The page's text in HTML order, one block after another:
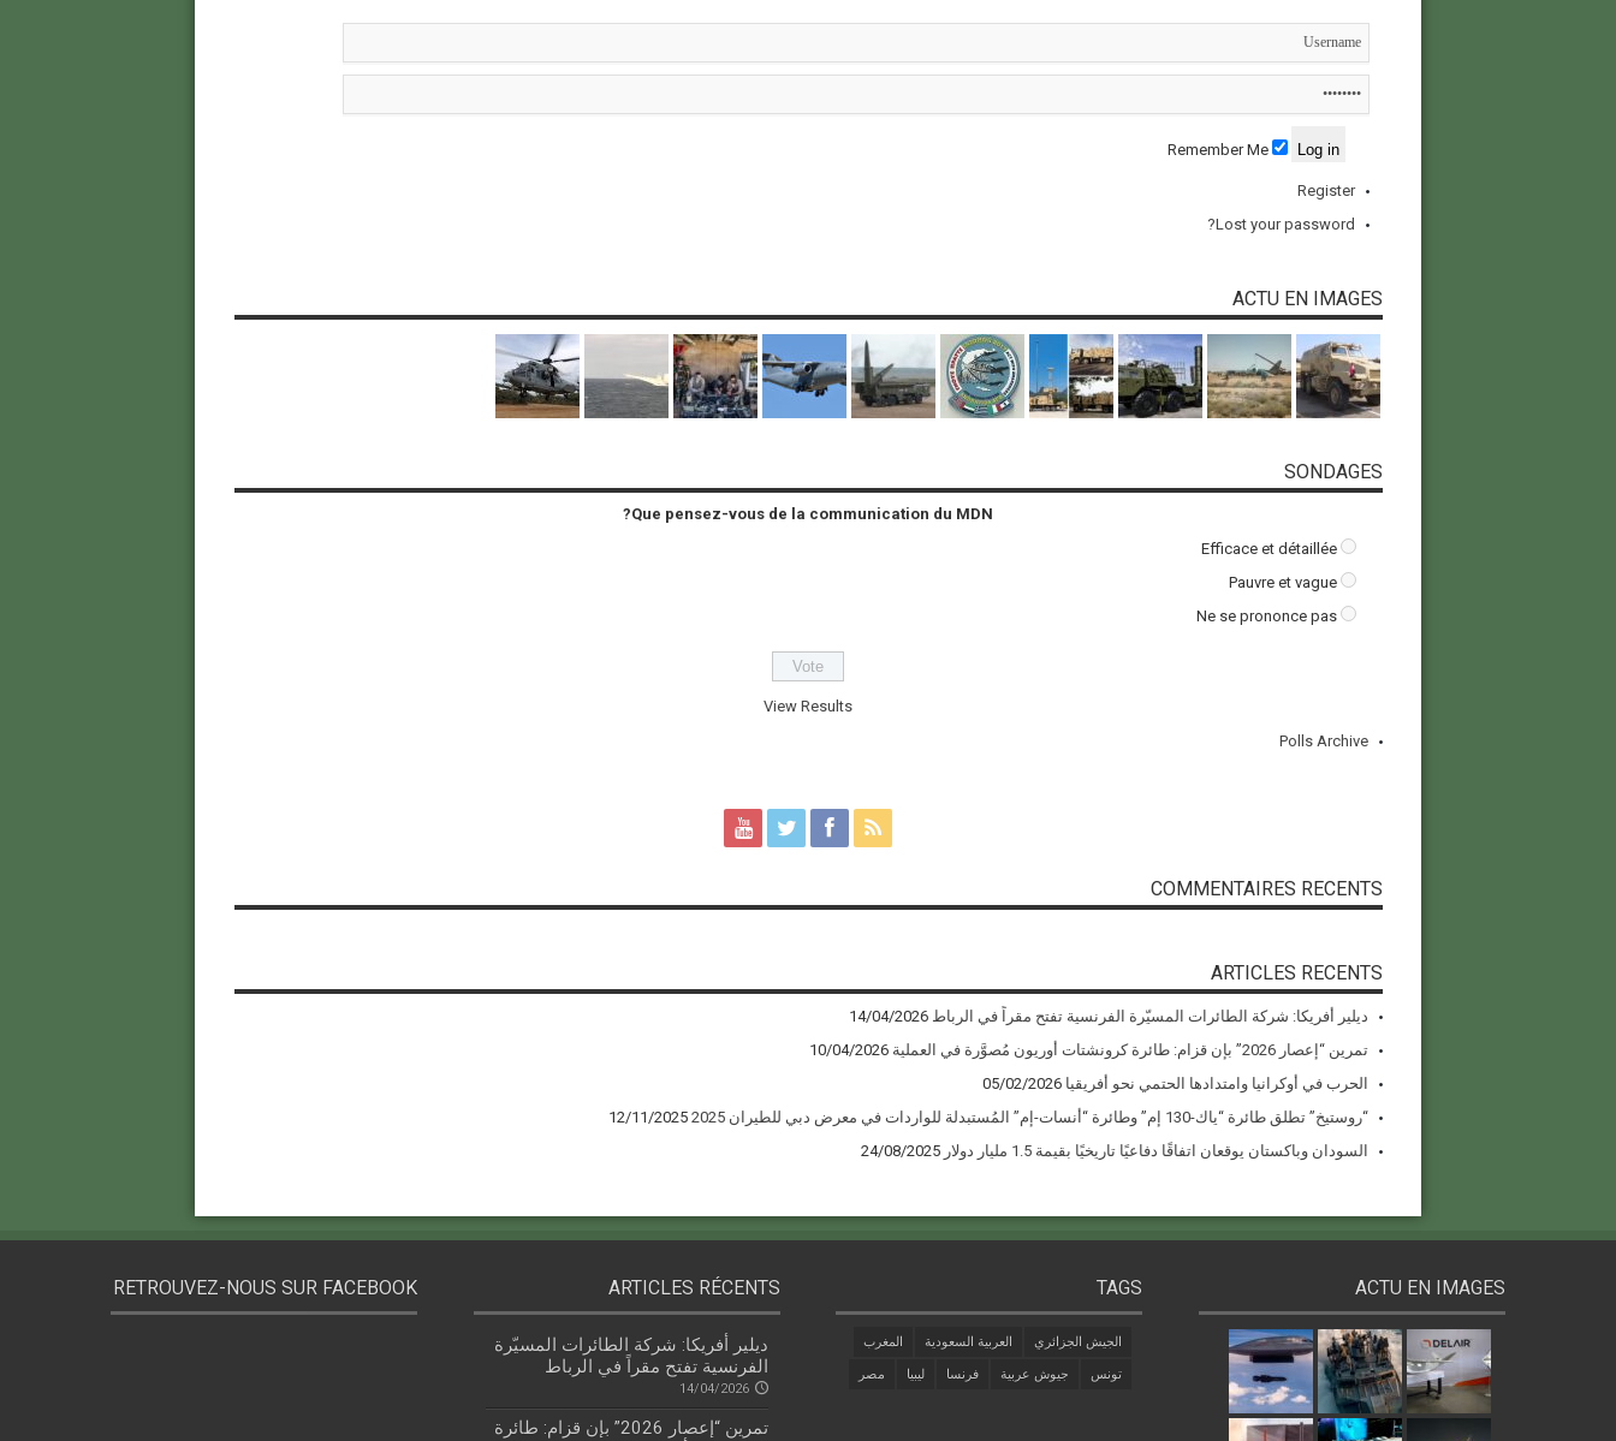
Remember Me
Register
Lost your password?
ACTU EN IMAGES
SONDAGES
Que pensez-vous de la communication du MDN?
Efficace et détaillée
Pauvre et vague
Ne se prononce pas
View Results
Polls Archive
COMMENTAIRES RECENTS
ARTICLES RECENTS
ديلير أفريكا: شركة الطائرات المسيّرة الفرنسية تفتح مقراً في الرباط 14/04/2026
تمرين “إعصار 2026” بإن قزام: طائرة كرونشتات أوريون مُصوَّرة في العملية
10/04/2026
الحرب في أوكرانيا وامتدادها الحتمي نحو أفريقيا 05/02/2026
“روستيخ” تطلق طائرة “ياك-130 إم” وطائرة “أنسات-إم” المُستبدلة للواردات في معرض دبي للطيران 2025
12/11/2025
السودان وباكستان يوقعان اتفاقًا دفاعيًا تاريخيًا بقيمة 1.5 مليار دولار
24/08/2025
ACTU EN IMAGES
TAGS
الجيش الجزائري العربية السعودية المغرب
تونس جيوش عربية فرنسا ليبيا مصر
ARTICLES RÉCENTS
ديلير أفريكا: شركة الطائرات المسيّرة
الفرنسية تفتح مقراً في الرباط
14/04/2026
تمرين “إعصار 2026” بإن قزام: طائرة
RETROUVEZ-NOUS SUR FACEBOOK